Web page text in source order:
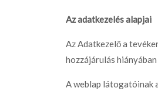
Az adatkezelés alapjai
Az Adatkezelő a
hozzájárulás
A weblap látogatóinak